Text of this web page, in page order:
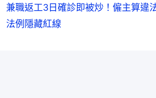
兼職返工3日確診即被炒！僱主算違
法例隱藏紅線